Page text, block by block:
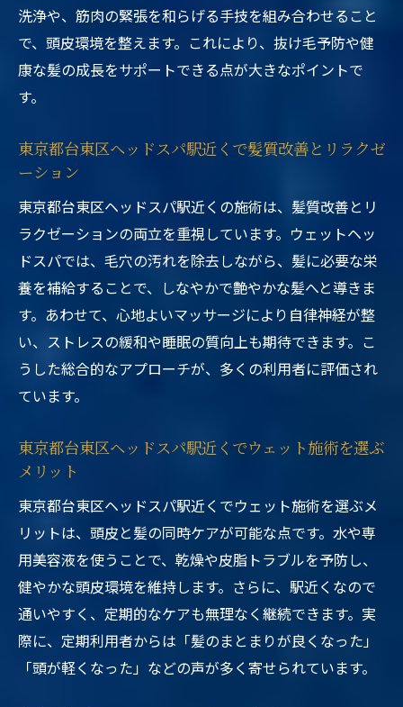
洗浄や、筋肉の緊張を和らげる手技を組み合わせること
で、頭皮環境を整えます。これにより、抜け毛予防や健
康な髪の成長をサポートできる点が大きなポイントで
す。
東京都台東区ヘッドスパ駅近くで髪質改善とリラクゼ
ーション
東京都台東区ヘッドスパ駅近くの施術は、髪質改善とリ
ラクゼーションの両立を重視しています。ウェットヘッ
ドスパでは、毛穴の汚れを除去しながら、髪に必要な栄
養を補給することで、しなやかで艶やかな髪へと導きま
す。あわせて、心地よいマッサージにより自律神経が整
い、ストレスの緩和や睡眠の質向上も期待できます。こ
うした総合的なアプローチが、多くの利用者に評価され
ています。
東京都台東区ヘッドスパ駅近くでウェット施術を選ぶ
メリット
東京都台東区ヘッドスパ駅近くでウェット施術を選ぶメ
リットは、頭皮と髪の同時ケアが可能な点です。水や専
用美容液を使うことで、乾燥や皮脂トラブルを予防し、
健やかな頭皮環境を維持します。さらに、駅近くなので
通いやすく、定期的なケアも無理なく継続できます。実
際に、定期利用者からは「髪のまとまりが良くなった」
「頭が軽くなった」などの声が多く寄せられています。